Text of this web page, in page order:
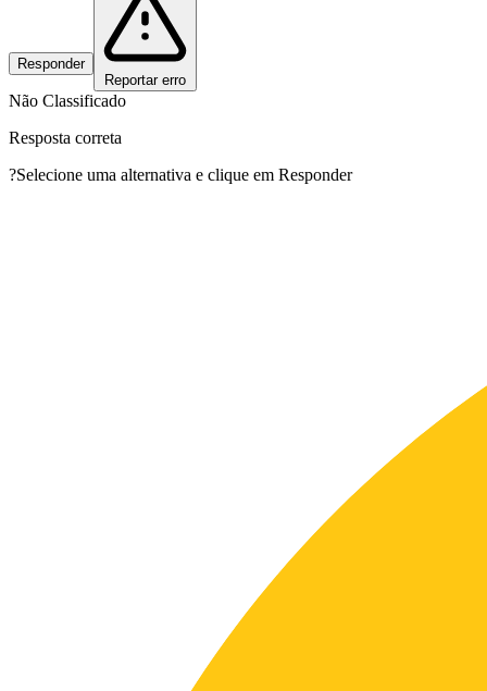
Responder
Reportar erro
Não Classificado
Resposta correta
?Selecione uma alternativa e clique em Responder